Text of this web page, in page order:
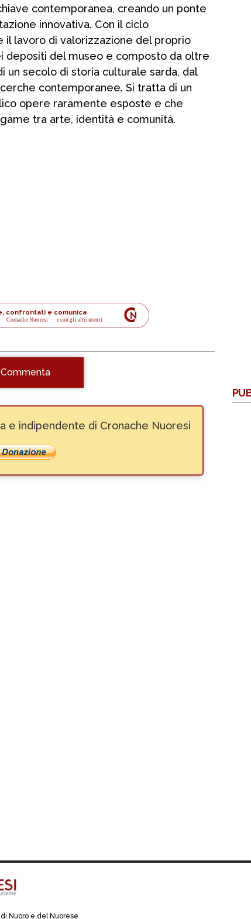
contemporanea, creando un ponte
innovativa. Con il ciclo
il lavoro di valorizzazione del proprio
depositi del museo e composto da oltre
un secolo di storia culturale sarda, dal
contemporanee. Si tratta di un
opere raramente esposte e che
tra arte, identità e comunità.
confrontati e comunica
Cronache Nuoresi e con gli altri utenti
Commenta
e indipendente di Cronache Nuoresi
Nuoro e del Nuorese